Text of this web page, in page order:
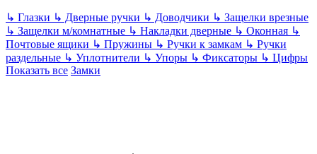
↳ Глазки ↳ Дверные ручки ↳ Доводчики ↳ Защелки врезные
↳ Защелки м/комнатные ↳ Накладки дверные ↳ Оконная ↳
Почтовые ящики ↳ Пружины ↳ Ручки к замкам ↳ Ручки
раздельные ↳ Уплотнители ↳ Упоры ↳ Фиксаторы ↳ Цифры
Показать все Замки